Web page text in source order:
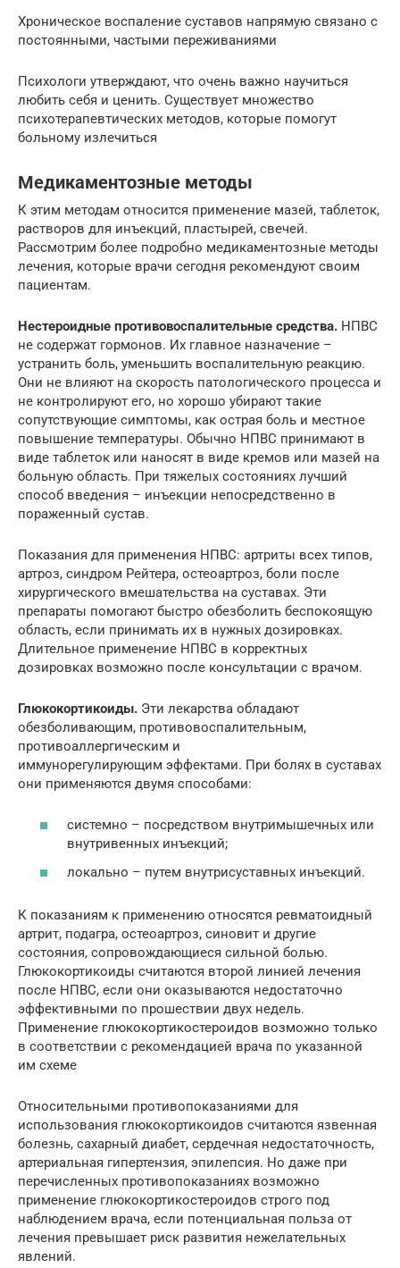
Хроническое воспаление суставов напрямую связано с
постоянными, частыми переживаниями
Психологи утверждают, что очень важно научиться
любить себя и ценить. Существует множество
психотерапевтических методов, которые помогут
больному излечиться
Медикаментозные методы
К этим методам относится применение мазей, таблеток,
растворов для инъекций, пластырей, свечей.
Рассмотрим более подробно медикаментозные методы
лечения, которые врачи сегодня рекомендуют своим
пациентам.
Нестероидные противовоспалительные средства. НПВС
не содержат гормонов. Их главное назначение –
устранить боль, уменьшить воспалительную реакцию.
Они не влияют на скорость патологического процесса и
не контролируют его, но хорошо убирают такие
сопутствующие симптомы, как острая боль и местное
повышение температуры. Обычно НПВС принимают в
виде таблеток или наносят в виде кремов или мазей на
больную область. При тяжелых состояниях лучший
способ введения – инъекции непосредственно в
пораженный сустав.
Показания для применения НПВС: артриты всех типов,
артроз, синдром Рейтера, остеоартроз, боли после
хирургического вмешательства на суставах. Эти
препараты помогают быстро обезболить беспокоящую
область, если принимать их в нужных дозировках.
Длительное применение НПВС в корректных
дозировках возможно после консультации с врачом.
Глюкокортикоиды. Эти лекарства обладают
обезболивающим, противовоспалительным,
противоаллергическим и
иммунорегулирующим эффектами. При болях в суставах
они применяются двумя способами:
системно – посредством внутримышечных или
внутривенных инъекций;
локально – путем внутрисуставных инъекций.
К показаниям к применению относятся ревматоидный
артрит, подагра, остеоартроз, синовит и другие
состояния, сопровождающиеся сильной болью.
Глюкокортикоиды считаются второй линией лечения
после НПВС, если они оказываются недостаточно
эффективными по прошествии двух недель.
Применение глюкокортикостероидов возможно только
в соответствии с рекомендацией врача по указанной
им схеме
Относительными противопоказаниями для
использования глюкокортикоидов считаются язвенная
болезнь, сахарный диабет, сердечная недостаточность,
артериальная гипертензия, эпилепсия. Но даже при
перечисленных противопоказаниях возможно
применение глюкокортикостероидов строго под
наблюдением врача, если потенциальная польза от
лечения превышает риск развития нежелательных
явлений.